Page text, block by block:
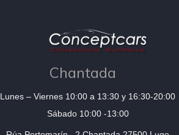
Chantada
Lunes – Viernes 10:00 a 13:30 y 16:30-20:00
Sábado 10:00 -13:00